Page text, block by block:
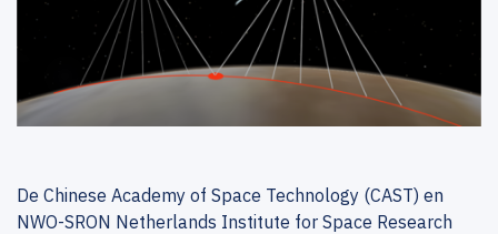
De Chinese Academy of Space Technology (CAST) en
NWO-SRON Netherlands Institute for Space Research